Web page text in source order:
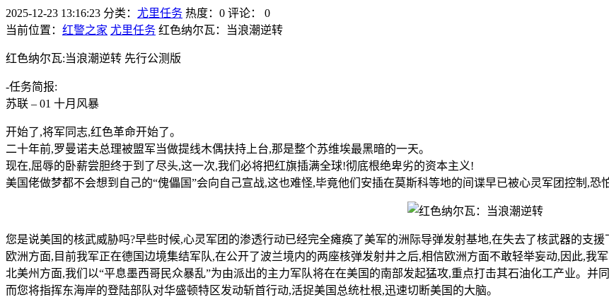
2025-12-23 13:16:23 分类： 尤里任务 热度：0 评论：
0
当前位置： 红警之家 尤里任务 红色纳尔瓦：当浪潮逆转
红色纳尔瓦:当浪潮逆转 先行公测版
-任务简报:
苏联 – 01 十月风暴
开始了,将军同志,红色革命开始了。
二十年前,罗曼诺夫总理被盟军当做提线木偶扶持上台,那是整个苏维埃最黑暗的一天。
现在,屈辱的卧薪尝胆终于到了尽头,这一次,我们必将把红旗插满全球!彻底根绝卑劣的资本主义!
美国佬做梦都不会想到自己的“傀儡国”会向自己宣战,这也难怪,毕竟他们安插在莫斯科等地的间谍早已被心灵军团控制,恐
您是说美国的核武威胁吗?早些时候,心灵军团的渗透行动已经完全瘫痪了美军的洲际导弹发射基地,在失去了核武器的支援
欧洲方面,目前我军正在德国边境集结军队,在公开了波兰境内的两座核弹发射井之后,相信欧洲方面不敢轻举妄动,因此,我
北美州方面,我们以“平息墨西哥民众暴乱”为由派出的主力军队将在在美国的南部发起猛攻,重点打击其石油化工产业。并
而您将指挥东海岸的登陆部队对华盛顿特区发动斩首行动,活捉美国总统杜根,迅速切断美国的大脑。